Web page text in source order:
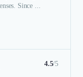
Since ...
4.5/5